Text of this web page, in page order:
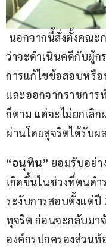
นอกจากนี้สั่งตั้งคณะ
ว่าจะดำเนินคดีกับผู้ก
การแก้ไขข้อสอบหรือ
และออกจากราชกา
ก็ตาม แต่จะไม่ยกเลิ
ผ่านโดยสุจริตได้รับผ
“อนุทิน” ยอมรับอย่า
เกิดขึ้นในช่วงที่ตนดำ
ระงับการสอบตั้งแต่ปี
ทุจริต ก่อนจะกลับมา
องค์กรปกครองส่วน